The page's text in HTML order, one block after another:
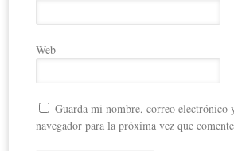
Web
Guarda mi nombre, correo electrónico
navegador para la próxima vez que